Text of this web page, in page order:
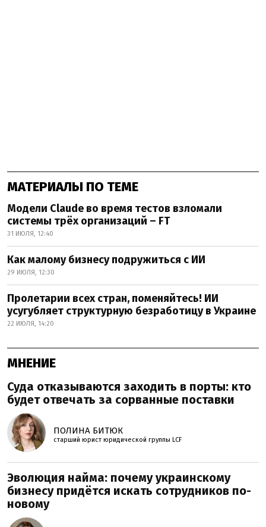
МАТЕРИАЛЫ ПО ТЕМЕ
Модели Claude во время тестов взломали
системы трёх организаций – FT
31 ИЮЛЯ, 12:40
Как малому бизнесу подружиться с ИИ
29 ИЮЛЯ, 12:30
Пролетарии всех стран, поменяйтесь! ИИ
усугубляет структурную безработицу в Украине
22 ИЮЛЯ, 14:20
МНЕНИЕ
Суда отказываются заходить в порты: кто
будет отвечать за сорванные поставки
ПОЛИНА БИТЮК
старший юрист юридической группы LCF
Эволюция найма: почему украинскому
бизнесу придётся искать сотрудников по-
новому